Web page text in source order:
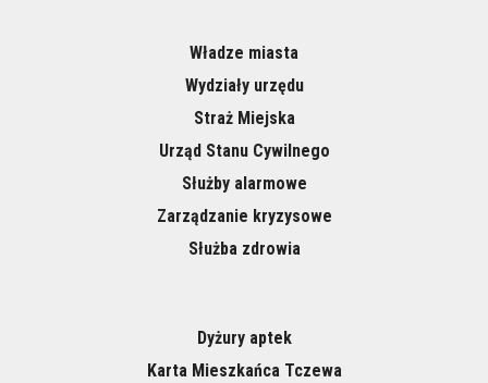
Władze miasta
Wydziały urzędu
Straż Miejska
Urząd Stanu Cywilnego
Służby alarmowe
Zarządzanie kryzysowe
Służba zdrowia
Dyżury aptek
Karta Mieszkańca Tczewa